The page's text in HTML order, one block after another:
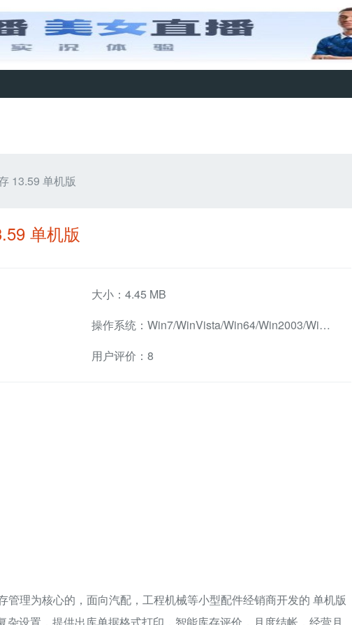
13.59 单机版
单机版
大小：4.45 MB
操作系统：Win7/WinVista/Win64/Win2003/WinXP/Win2000兼容软件
用户评价：8
管理为核心的，面向汽配，工程机械等小型配件经销商开发的 单机版